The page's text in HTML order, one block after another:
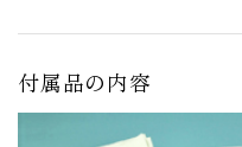
付属品の内容